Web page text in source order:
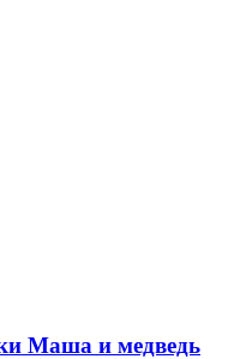
Маша и медведь